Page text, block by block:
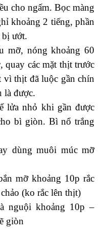
cho ngấm. Bọc màng
khoảng 2 tiếng, phần
bị ướt.
mỡ, nóng khoảng 60
quay các mặt thịt trước
vì thịt đã luộc gần chín
là được.
lửa nhỏ khi gần được
bì giòn. Bì nổ trắng
dùng muôi múc mỡ
mỡ khoảng 10p rắc
(ko rắc lên thịt)
nguội khoảng 10p –
giòn